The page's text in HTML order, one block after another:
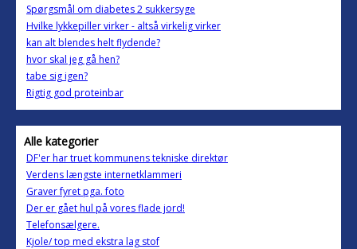
Spørgsmål om diabetes 2 sukkersyge
Hvilke lykkepiller virker - altså virkelig virker
kan alt blendes helt flydende?
hvor skal jeg gå hen?
tabe sig igen?
Rigtig god proteinbar
Alle kategorier
DF'er har truet kommunens tekniske direktør
Verdens længste internetklammeri
Graver fyret pga. foto
Der er gået hul på vores flade jord!
Telefonsælgere.
Kjole/ top med ekstra lag stof